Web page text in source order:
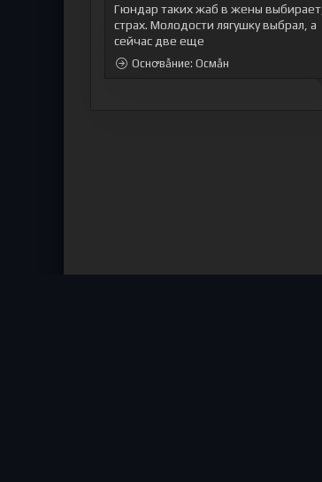
Гюндар таких жаб в жены выбирает,
страх. Молодости лягушку выбрал, а
сейчас две еще
Оснꝍвẫние: Осмẫн